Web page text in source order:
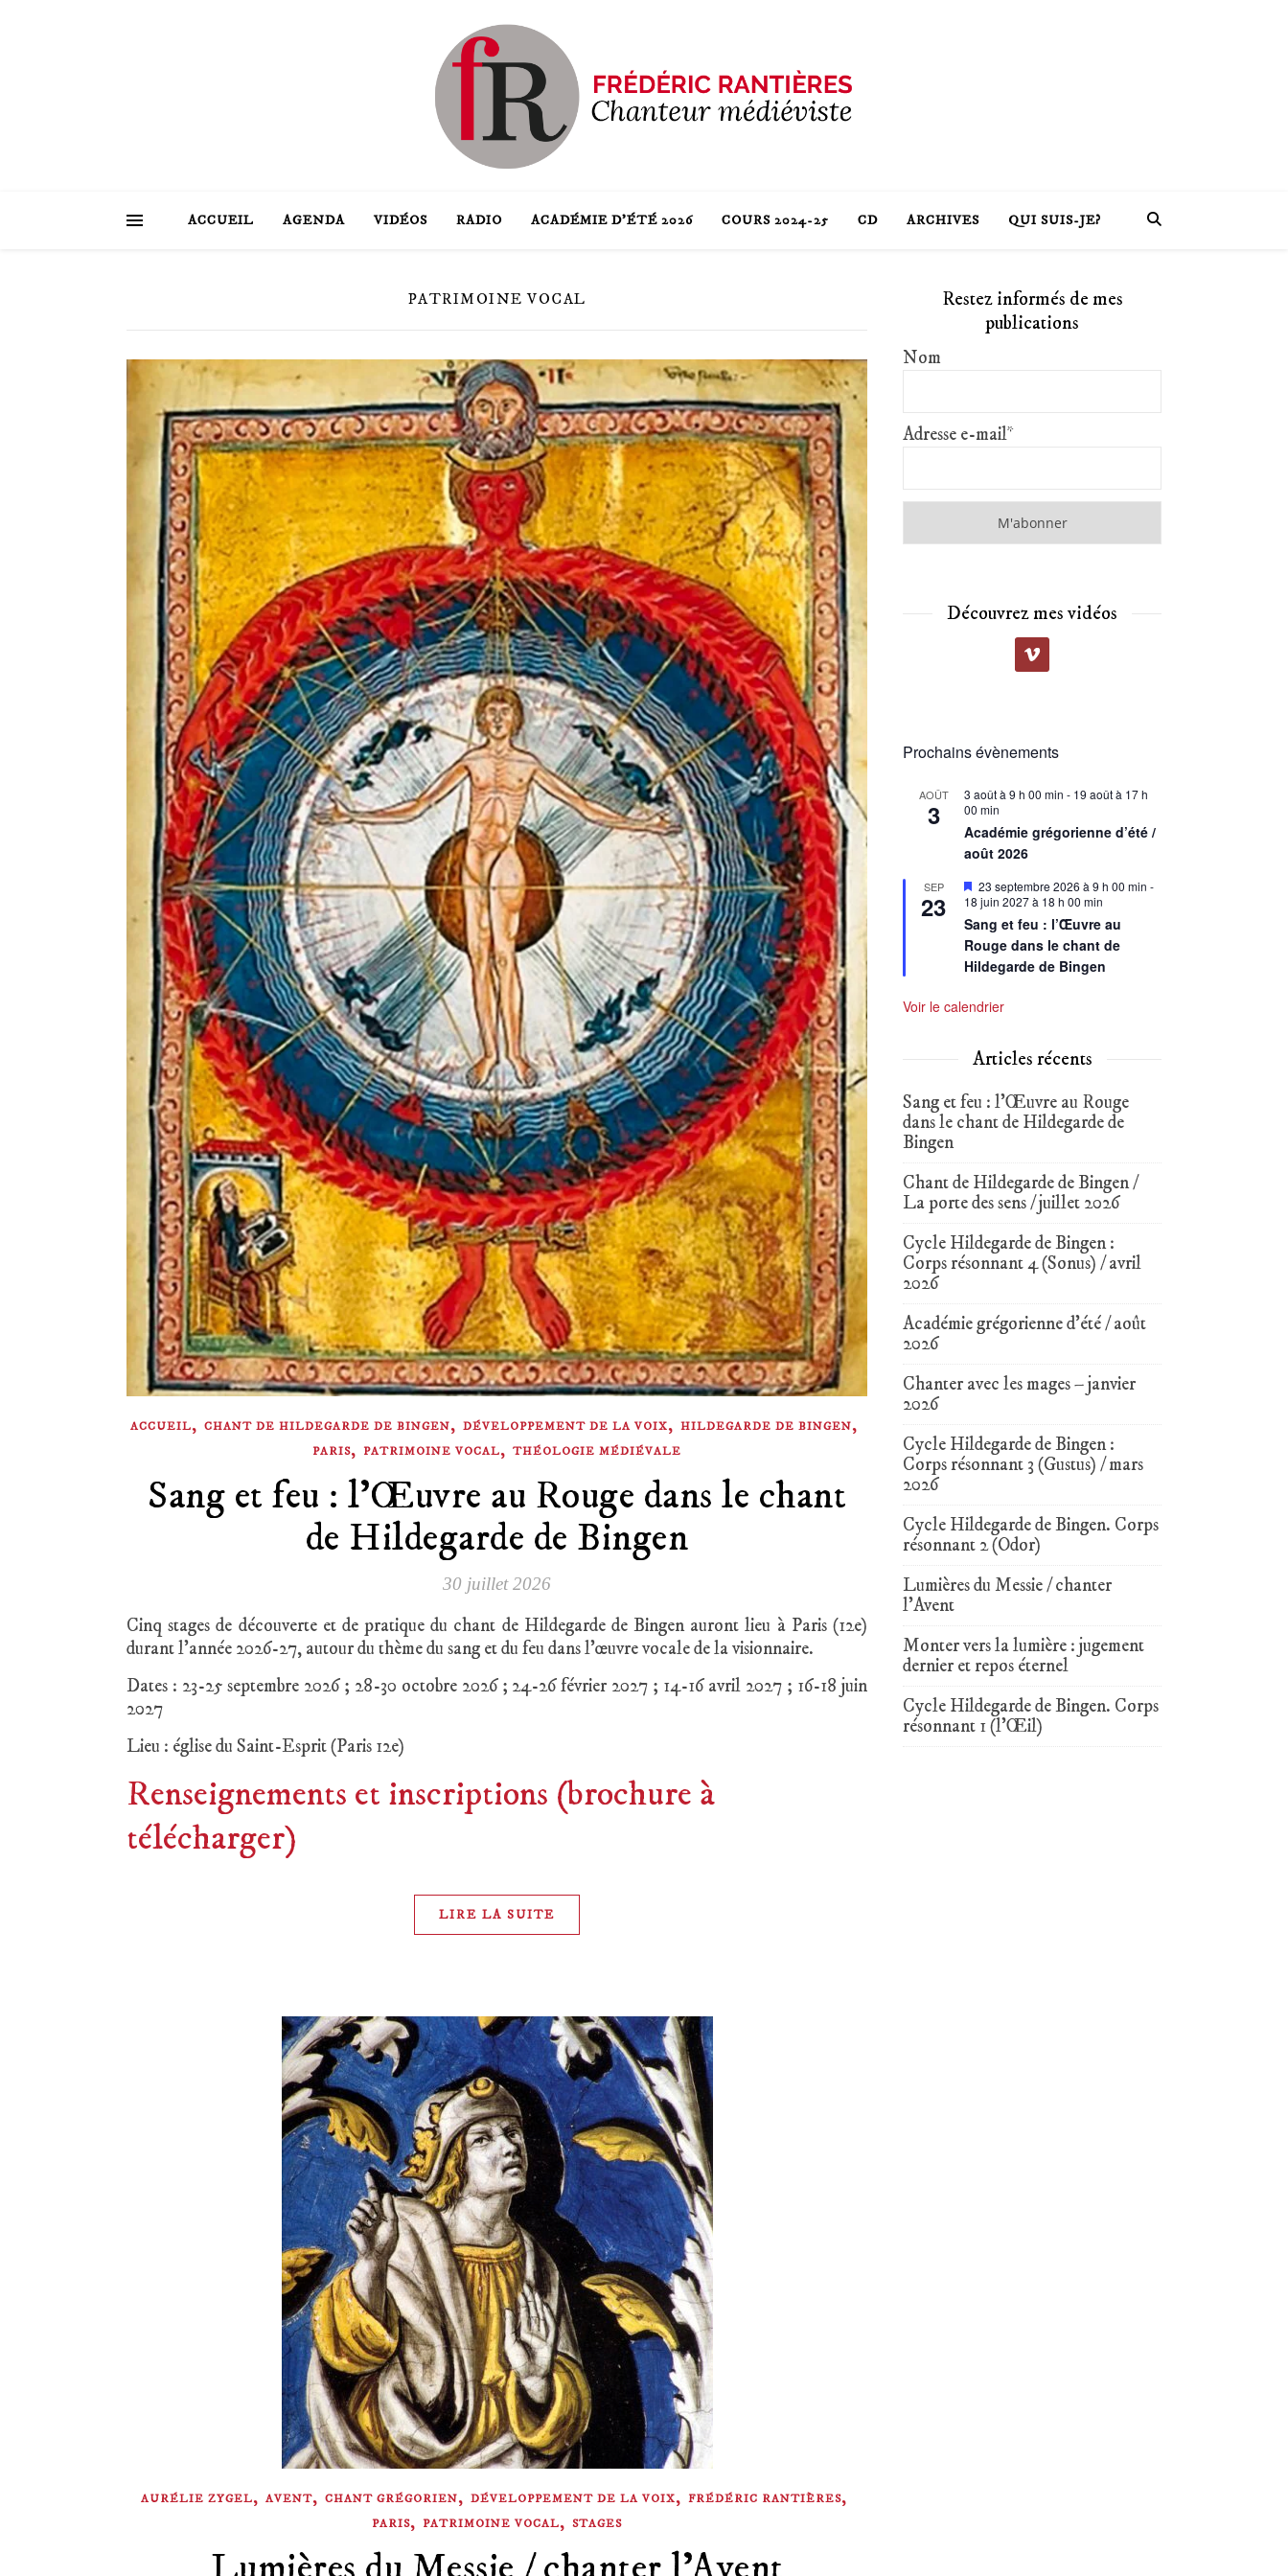
ACCUEIL AGENDA VIDÉOS RADIO ACADÉMIE D’ÉTÉ 2026 COURS 2024-25 CD ARCHIVES QUI SUIS-JE?
PATRIMOINE VOCAL
ACCUEIL, CHANT DE HILDEGARDE DE BINGEN, DÉVELOPPEMENT DE LA VOIX, HILDEGARDE DE BINGEN,
PARIS, PATRIMOINE VOCAL, THÉOLOGIE MÉDIÉVALE
Sang et feu : l’Œuvre au Rouge dans le chant
de Hildegarde de Bingen
30 juillet 2026
Cinq stages de découverte et de pratique du chant de Hildegarde de Bingen auront lieu à Paris (12e)
durant l’année 2026-27, autour du thème du sang et du feu dans l’œuvre vocale de la visionnaire.
Dates : 23-25 septembre 2026 ; 28-30 octobre 2026 ; 24-26 février 2027 ; 14-16 avril 2027 ; 16-18 juin
2027
Lieu : église du Saint-Esprit (Paris 12e)
Renseignements et inscriptions (brochure à
télécharger)
LIRE LA SUITE
AURÉLIE ZYGEL, AVENT, CHANT GRÉGORIEN, DÉVELOPPEMENT DE LA VOIX, FRÉDÉRIC RANTIÈRES,
PARIS, PATRIMOINE VOCAL, STAGES
Restez informés de mes
publications
Nom
Adresse e-mail*
Découvrez mes vidéos
Prochains évènements
AOÛT
3
3 août à 9 h 00 min - 19 août à 17 h
00 min
Académie grégorienne d’été /
août 2026
SEP
23
Mis
en
23 septembre 2026 à 9 h 00 min -
18 juin 2027 à 18 h 00 min
Sang et feu : l’Œuvre au
Rouge dans le chant de
Hildegarde de Bingen
Voir le calendrier
Articles récents
Sang et feu : l’Œuvre au Rouge
dans le chant de Hildegarde de
Bingen
Chant de Hildegarde de Bingen /
La porte des sens / juillet 2026
Cycle Hildegarde de Bingen :
Corps résonnant 4 (Sonus) / avril
2026
Académie grégorienne d’été / août
2026
Chanter avec les mages – janvier
2026
Cycle Hildegarde de Bingen :
Corps résonnant 3 (Gustus) / mars
2026
Cycle Hildegarde de Bingen. Corps
résonnant 2 (Odor)
Lumières du Messie / chanter
l’Avent
Monter vers la lumière : jugement
dernier et repos éternel
Cycle Hildegarde de Bingen. Corps
résonnant 1 (l’Œil)